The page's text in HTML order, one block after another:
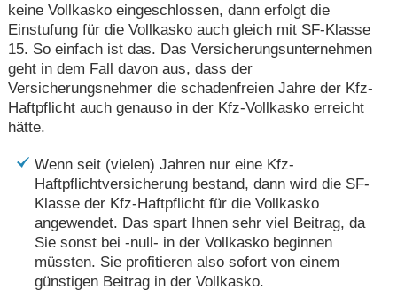
keine Vollkasko eingeschlossen, dann erfolgt die
Einstufung für die Vollkasko auch gleich mit SF-Klasse
15. So einfach ist das. Das Versicherungsunternehmen
geht in dem Fall davon aus, dass der
Versicherungsnehmer die schadenfreien Jahre der Kfz-
Haftpflicht auch genauso in der Kfz-Vollkasko erreicht
hätte.
Wenn seit (vielen) Jahren nur eine Kfz-
Haftpflichtversicherung bestand, dann wird die SF-
Klasse der Kfz-Haftpflicht für die Vollkasko
angewendet. Das spart Ihnen sehr viel Beitrag, da
Sie sonst bei -null- in der Vollkasko beginnen
müssten. Sie profitieren also sofort von einem
günstigen Beitrag in der Vollkasko.